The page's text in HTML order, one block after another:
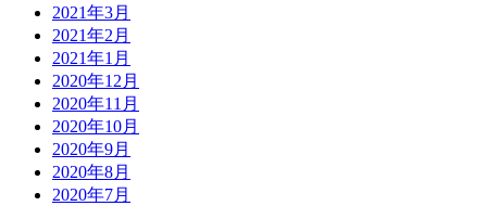
2021年3月
2021年2月
2021年1月
2020年12月
2020年11月
2020年10月
2020年9月
2020年8月
2020年7月